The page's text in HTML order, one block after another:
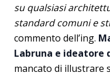
su qualsiasi
standard comuni e
commento dell’ing.
Labruna e ideatore
mancato di illustrare